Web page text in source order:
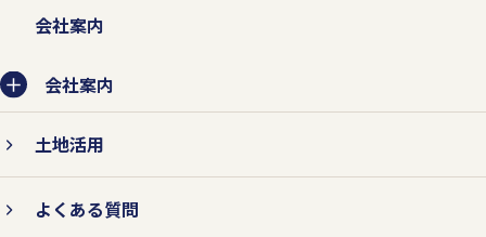
会社案内
会社案内
土地活用
よくある質問